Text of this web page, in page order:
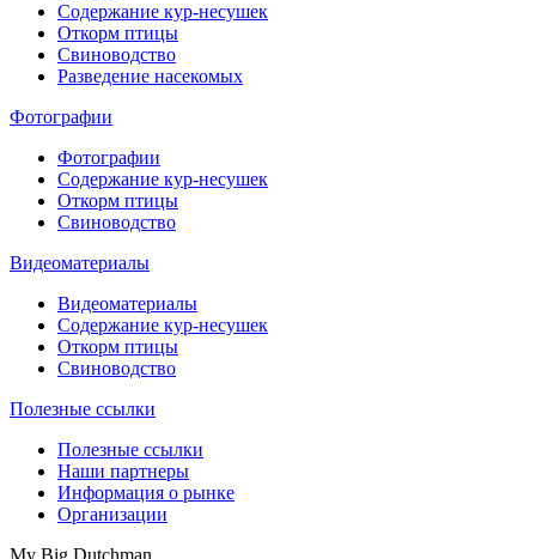
Содержание кур-несушек
Откорм птицы
Свиноводство
Разведение насекомых
Фотографии
Фотографии
Содержание кур-несушек
Откорм птицы
Свиноводство
Видеоматериалы
Видеоматериалы
Содержание кур-несушек
Откорм птицы
Свиноводство
Полезные ссылки
Полезные ссылки
Наши партнеры
Информация о рынке
Организации